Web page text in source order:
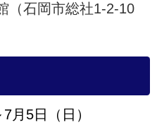
（石岡市総社1-2-10
月5日（日）